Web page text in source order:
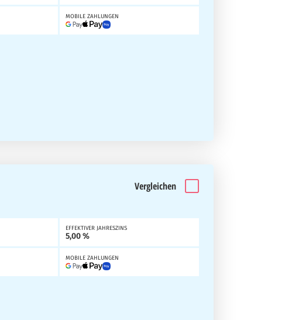
MOBILE ZAHLUNGEN
Vergleichen
EFFEKTIVER JAHRESZINS
5,00 %
MOBILE ZAHLUNGEN